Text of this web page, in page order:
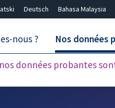
Deutsch Bahasa Malaysia
nous ? Nos données
données probantes